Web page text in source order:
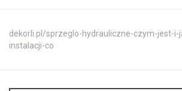
dekorli.pl/sprzeglo-hydrauliczne-czym-jest-i-
instalacji-co